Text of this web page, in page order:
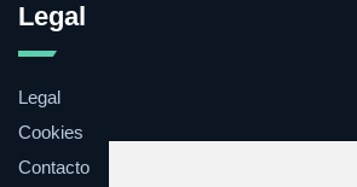
Legal
Legal
Cookies
Contacto